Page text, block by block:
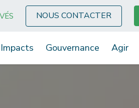
NOUS CONTACTER
Impacts Gouvernance Agir